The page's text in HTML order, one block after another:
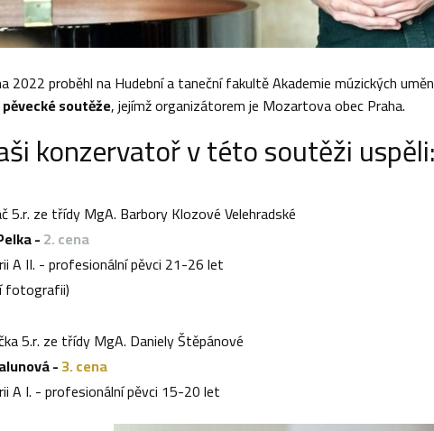
2022 proběhl na Hudební a taneční fakultě Akademie múzických
soutěže, jejímž organizátorem je Mozartova obec Praha.
konzervatoř v této soutěži uspěli:
5.r. ze třídy MgA. Barbory Klozové Velehradské
-2. cena
A II. - profesionální pěvci 21-26 let
fotografii)
5.r. ze třídy MgA. Daniely Štěpánové
-3. cena
A I. - profesionální pěvci 15-20 let